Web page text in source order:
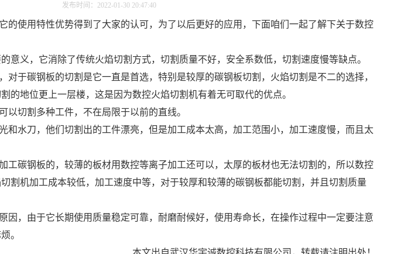
发布时间：2022-01-30 20:47:40
的使用特性优势得到了大家的认可，为了以后更好的应用，下面咱们一起了解下关于数控
意义，它消除了传统火焰切割方式，切割质量不好，安全系数低，切割速度慢等缺点。
于碳钢板的切割是它一直是首选，特别是较厚的碳钢板切割，火焰切割是不二的选择，
的地位更上一层楼，这是因为数控火焰切割机有着无可取代的优点。
以切割多种工件，不在局限于以前的直线。
和水刀，他们切割出的工件漂亮，但是加工成本太高，加工范围小，加工速度慢，而且太
工碳钢板的，较薄的板材用数控等离子加工还可以，太厚的板材也无法切割的，所以数控
割机加工成本较低，加工速度中等，对于较厚和较薄的碳钢板都能切割，并且切割质量
因，由于它长期使用质量稳定可靠，耐磨耐候好，使用寿命长，在操作过程中一定要注意
。